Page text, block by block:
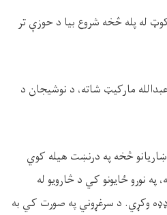
له پله څخه شروع بیا د حوزې تر
مارکیټ شاته، د نوشیجان د
ښاریانو څخه په درنښت هیله کوي
په نورو ځایونو کي د څارویو له
ډډه وکړي. د سرغړوني په صورت کي به